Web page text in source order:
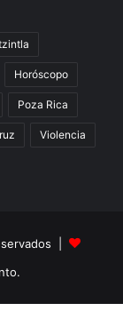
Horóscopo
Poza Rica
Violencia
|